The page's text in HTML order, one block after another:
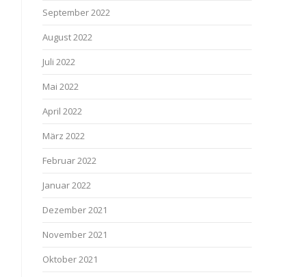
September 2022
August 2022
Juli 2022
Mai 2022
April 2022
März 2022
Februar 2022
Januar 2022
Dezember 2021
November 2021
Oktober 2021